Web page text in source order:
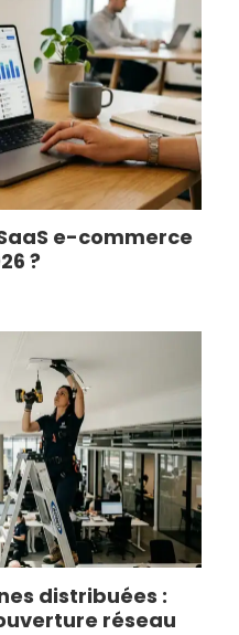
e-commerce
?
distribuées :
réseau